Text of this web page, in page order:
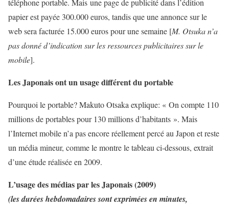
téléphone portable. Mais une page de publicité dans l’édition
papier est payée 300.000 euros, tandis que une annonce sur le
web sera facturée 15.000 euros pour une semaine [M. Otsuka n’a
pas donné d’indication sur les ressources publicitaires sur le
mobile].
Les Japonais ont un usage différent du portable
Pourquoi le portable? Makuto Otsaka explique: « On compte 110
millions de portables pour 130 millions d’habitants ». Mais
l’Internet mobile n’a pas encore réellement percé au Japon et reste
un média mineur, comme le montre le tableau ci-dessous, extrait
d’une étude réalisée en 2009.
L’usage des médias par les Japonais (2009)
(les durées hebdomadaires sont exprimées en minutes,